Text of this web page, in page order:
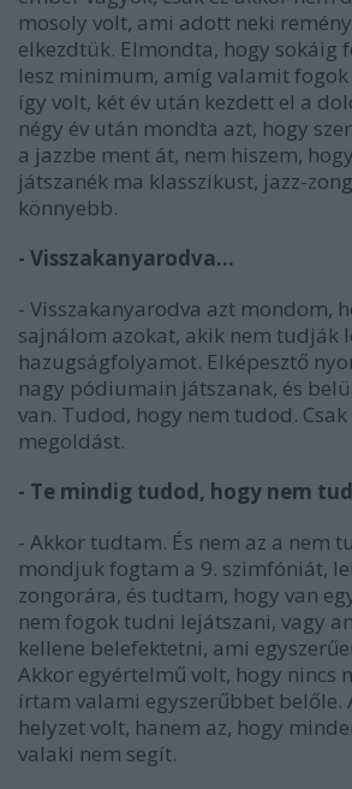
mosoly volt, ami adott neki
elkezdtük. Elmondta, hogy sokáig
lesz minimum, amíg valamit fogok
így volt, két év után kezdett el a
négy év után mondta azt, hogy
a jazzbe ment át, nem hiszem,
játszanék ma klasszikust, jazz-
könnyebb.
- Visszakanyarodva...
- Visszakanyarodva azt mondom,
sajnálom azokat, akik nem tudják
hazugságfolyamot. Elképesztő
nagy pódiumain játszanak, és
van. Tudod, hogy nem tudod.
megoldást.
- Te mindig tudod, hogy nem
- Akkor tudtam. És nem az a nem
mondjuk fogtam a 9. szimfóniát,
zongorára, és tudtam, hogy van
nem fogok tudni lejátszani, vagy
kellene belefektetni, ami
Akkor egyértelmű volt, hogy nincs
írtam valami egyszerűbbet belőle.
helyzet volt, hanem az, hogy
valaki nem segít.